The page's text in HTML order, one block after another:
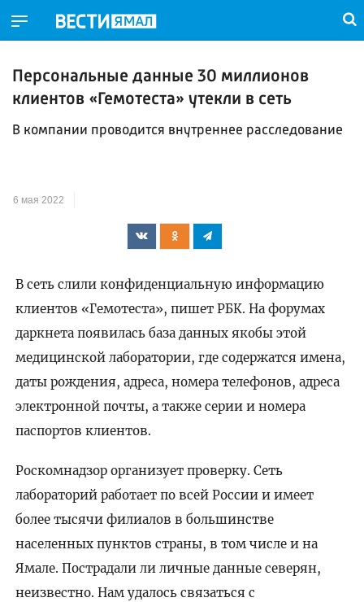
Персональные данные 30 миллионов
клиентов «Гемотеста» утекли в сеть
В компании проводится внутреннее расследование
6 мая 2022
В сеть слили конфиденциальную информацию
клиентов «Гемотеста», пишет РБК. На форумах
даркнета появилась база данных якобы этой
медицинской лаборатории, где содержатся имена,
даты рождения, адреса, номера телефонов, адреса
электронной почты, а также серии и номера
паспортов клиентов.
Роскомнадзор организует проверку. Сеть
лабораторий работает по всей России и имеет
более тысячи филиалов в большинстве
населенных пунктов страны, в том числе и на
Ямале. Пострадали ли личные данные северян,
неизвестно. Нам удалось связаться с